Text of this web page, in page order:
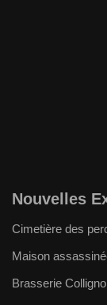
Nouvelles
Cimetière des
Maison
Brasserie